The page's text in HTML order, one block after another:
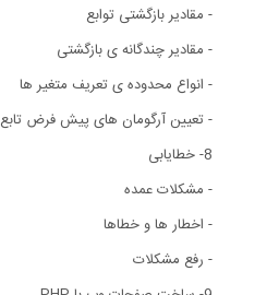
- مقادیر بازگشتی توابع
- مقادیر چندگانه ی بازگشتی
- انواع محدوده ی تعریف متغیر ها
- تعیین آرگومان های پیش فرض تابع
8- خطایابی
- مشکلات عمده
- اخطار ها و خطاها
- رفع مشکلات